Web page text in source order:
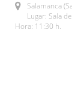
Salamanca
Lugar: Sala
Hora: 11:30 h.